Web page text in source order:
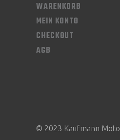
WARENKORB
MEIN KONTO
CHECKOUT
AGB
© 2023 Kaufmann